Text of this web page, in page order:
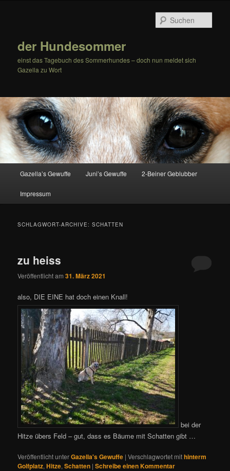
der Hundesommer
einst das Tagebuch des Sommerhundes – doch nun meldet sich
Gazella zu Wort
Gazella’s Gewuffe Juni’s Gewuffe 2-Beiner Geblubber
Impressum
SCHLAGWORT-ARCHIVE:SCHATTEN
zu heiss
Veröffentlicht am31. März 2021
also, DIE EINE hat doch einen Knall!
bei der
Hitze übers Feld – gut, dass es Bäume mit Schatten gibt …
Veröffentlicht unterGazella's Gewuffe |Verschlagwortet mithinterm
Golfplatz,Hitze,Schatten |Schreibe einen Kommentar